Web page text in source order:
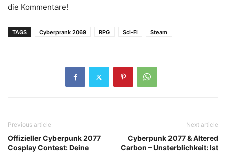
die Kommentare!
TAGS Cyberprank 2069 RPG Sci-Fi Steam
Previous article
Offizieller Cyberpunk 2077
Cosplay Contest: Deine
Next article
Cyberpunk 2077 & Altered
Carbon – Unsterblichkeit: Ist